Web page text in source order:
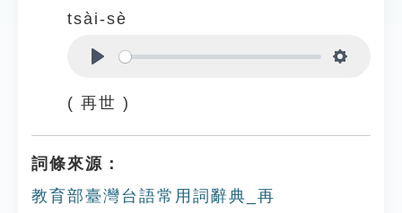
tsài-sè
( 再世 )
詞條來源：
教育部臺灣台語常用詞辭典_再